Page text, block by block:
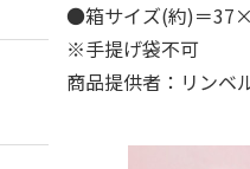
●箱サイズ(約)＝
※手提げ袋不可
商品提供者：リンベ